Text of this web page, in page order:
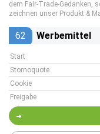
dem Fair-Trade-Gedanken,
zeichnen unser Produkt &
62 Werbemittel
Start
Stornoquote
Cookie
Freigabe